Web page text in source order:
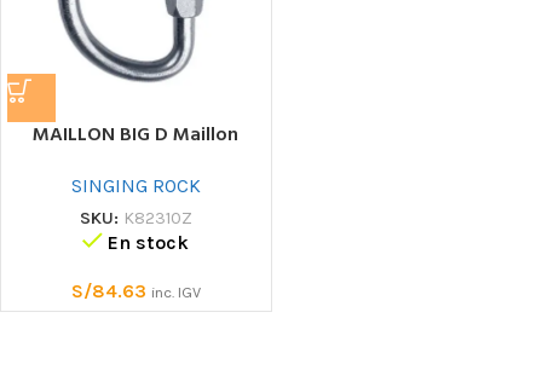
MAILLON BIG D Maillon
SINGING ROCK
SKU: K82310Z
En stock
S/84.63 inc. IGV